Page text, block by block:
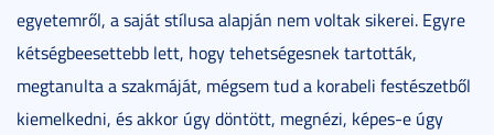
egyetemről, a saját stílusa alapján nem voltak sikerei. Egyre
kétségbeesettebb lett, hogy tehetségesnek tartották,
megtanulta a szakmáját, mégsem tud a korabeli festészetből
kiemelkedni, és akkor úgy döntött, megnézi, képes-e úgy